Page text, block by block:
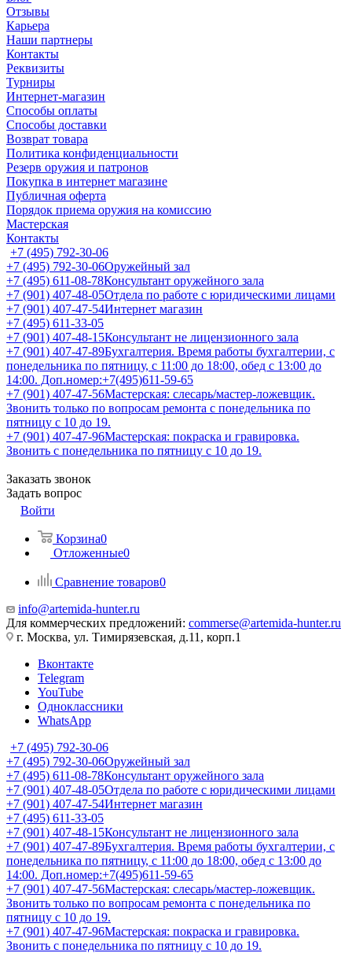
Отзывы
Карьера
Наши партнеры
Контакты
Реквизиты
Турниры
Интернет-магазин
Способы оплаты
Способы доставки
Возврат товара
Политика конфиденциальности
Резерв оружия и патронов
Покупка в интернет магазине
Публичная оферта
Порядок приема оружия на комиссию
Мастерская
Контакты
+7 (495) 792-30-06
+7 (495) 792-30-06Оружейный зал
+7 (495) 611-08-78Консультант оружейного зала
+7 (901) 407-48-05Отдела по работе с юридическими лицами
+7 (901) 407-47-54Интернет магазин
+7 (495) 611-33-05
+7 (901) 407-48-15Консультант не лицензионного зала
+7 (901) 407-47-89Бухгалтерия. Время работы бухгалтерии, с
понедельника по пятницу, с 11:00 до 18:00, обед с 13:00 до
14:00. Доп.номер:+7(495)611-59-65
+7 (901) 407-47-56Мастерская: слесарь/мастер-ложевщик.
Звонить только по вопросам ремонта с понедельника по
пятницу с 10 до 19.
+7 (901) 407-47-96Мастерская: покраска и гравировка.
Звонить с понедельника по пятницу с 10 до 19.
Заказать звонок
Задать вопрос
Войти
Корзина0
Отложенные0
Сравнение товаров0
info@artemida-hunter.ru
Для коммерческих предложений: commerse@artemida-hunter.ru
г. Москва, ул. Тимирязевская, д.11, корп.1
Вконтакте
Telegram
YouTube
Одноклассники
WhatsApp
+7 (495) 792-30-06
+7 (495) 792-30-06Оружейный зал
+7 (495) 611-08-78Консультант оружейного зала
+7 (901) 407-48-05Отдела по работе с юридическими лицами
+7 (901) 407-47-54Интернет магазин
+7 (495) 611-33-05
+7 (901) 407-48-15Консультант не лицензионного зала
+7 (901) 407-47-89Бухгалтерия. Время работы бухгалтерии, с
понедельника по пятницу, с 11:00 до 18:00, обед с 13:00 до
14:00. Доп.номер:+7(495)611-59-65
+7 (901) 407-47-56Мастерская: слесарь/мастер-ложевщик.
Звонить только по вопросам ремонта с понедельника по
пятницу с 10 до 19.
+7 (901) 407-47-96Мастерская: покраска и гравировка.
Звонить с понедельника по пятницу с 10 до 19.